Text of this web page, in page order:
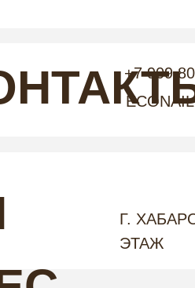
+7 909
Г.
ЭТАЖ